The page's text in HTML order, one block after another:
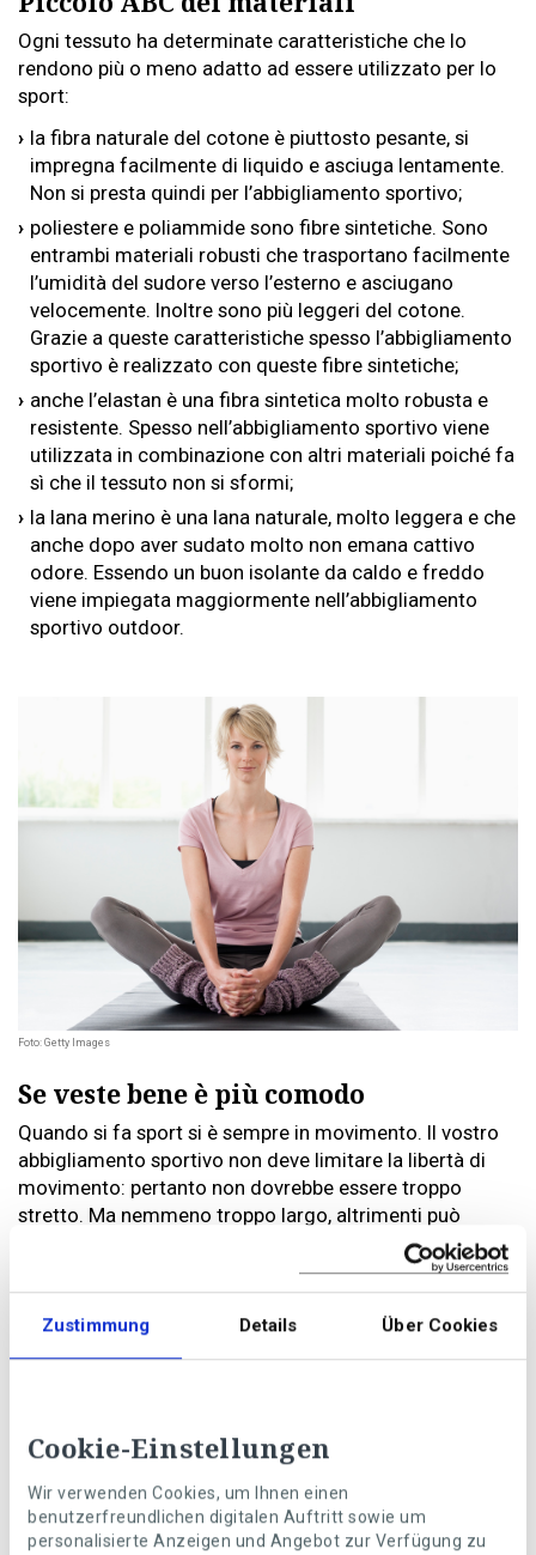
Zustimmung Details Über Cookies
Cookie-Einstellungen
Wir verwenden Cookies, um Ihnen einen
benutzerfreundlichen digitalen Auftritt sowie um
personalisierte Anzeigen und Angebot zur Verfügung zu
Ogni tessuto ha determinate caratteristiche che lo
rendono più o meno adatto ad essere utilizzato per lo
sport:
la fibra naturale del cotone è piuttosto pesante, si
impregna facilmente di liquido e asciuga lentamente.
Non si presta quindi per l’abbigliamento sportivo;
poliestere e poliammide sono fibre sintetiche. Sono
entrambi materiali robusti che trasportano facilmente
l’umidità del sudore verso l’esterno e asciugano
velocemente. Inoltre sono più leggeri del cotone.
Grazie a queste caratteristiche spesso l’abbigliamento
sportivo è realizzato con queste fibre sintetiche;
anche l’elastan è una fibra sintetica molto robusta e
resistente. Spesso nell’abbigliamento sportivo viene
utilizzata in combinazione con altri materiali poiché fa
sì che il tessuto non si sformi;
la lana merino è una lana naturale, molto leggera e che
anche dopo aver sudato molto non emana cattivo
odore. Essendo un buon isolante da caldo e freddo
viene impiegata maggiormente nell’abbigliamento
sportivo outdoor.
Foto: Getty Images
Se veste bene è più comodo
Quando si fa sport si è sempre in movimento. Il vostro
abbigliamento sportivo non deve limitare la libertà di
movimento: pertanto non dovrebbe essere troppo
stretto. Ma nemmeno troppo largo, altrimenti può
essere un fattore di stress: da un lato, maniche o gambe
dei pantaloni larghe possono disturbare quando si fa
esercizio, dall’altro è sgradevole se l’abbigliamento si
sposta continuamente.
I legging sportivi o la calzamaglia da donna di solito
sono in materiale elastico e traspirante. Se preferite
portare con voi le chiavi o del denaro meglio optare per
un pantalone con piccole tasche oblique. I pantaloni
sportivi da uomo sono un po’ più ampi e meno elastici;